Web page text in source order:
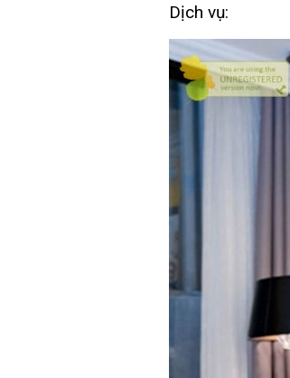
Dịch vụ: